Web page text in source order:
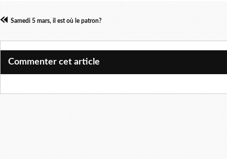
Samedi 5 mars, il est où le patron?
Commenter cet article